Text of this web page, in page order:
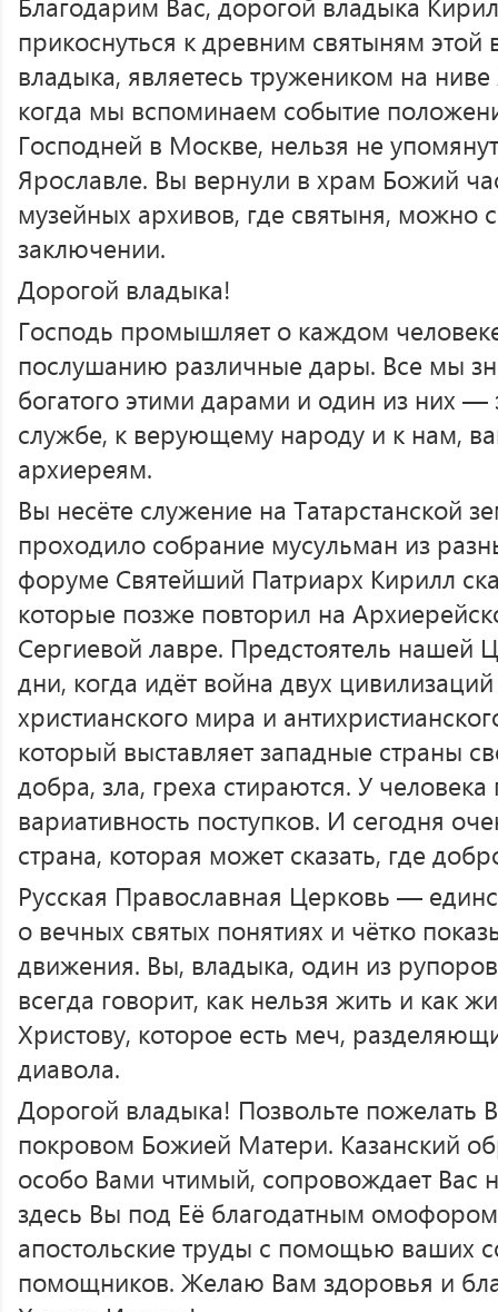
прикоснуться к древним святыням
владыка, являетесь тружеником на
когда мы вспоминаем событие
Господней в Москве, нельзя не
Ярославле. Вы вернули в храм Божий
музейных архивов, где святыня, можно
заключении.
Дорогой владыка!
Господь промышляет о каждом
послушанию различные дары. Все мы
богатого этими дарами и один из них —
службе, к верующему народу и к нам,
архиереям.
Вы несёте служение на Татарстанской
проходило собрание мусульман из
форуме Святейший Патриарх Кирилл
которые позже повторил на
Сергиевой лавре. Предстоятель нашей
дни, когда идёт война двух
христианского мира и
который выставляет западные страны
добра, зла, греха стираются. У человека
вариативность поступков. И сегодня
страна, которая может сказать, где
Русская Православная Церковь —
о вечных святых понятиях и чётко
движения. Вы, владыка, один из
всегда говорит, как нельзя жить и как
Христову, которое есть меч,
диавола.
Дорогой владыка! Позвольте пожелать
покровом Божией Матери. Казанский
особо Вами чтимый, сопровождает Вас
здесь Вы под Её благодатным
апостольские труды с помощью ваших
помощников. Желаю Вам здоровья и